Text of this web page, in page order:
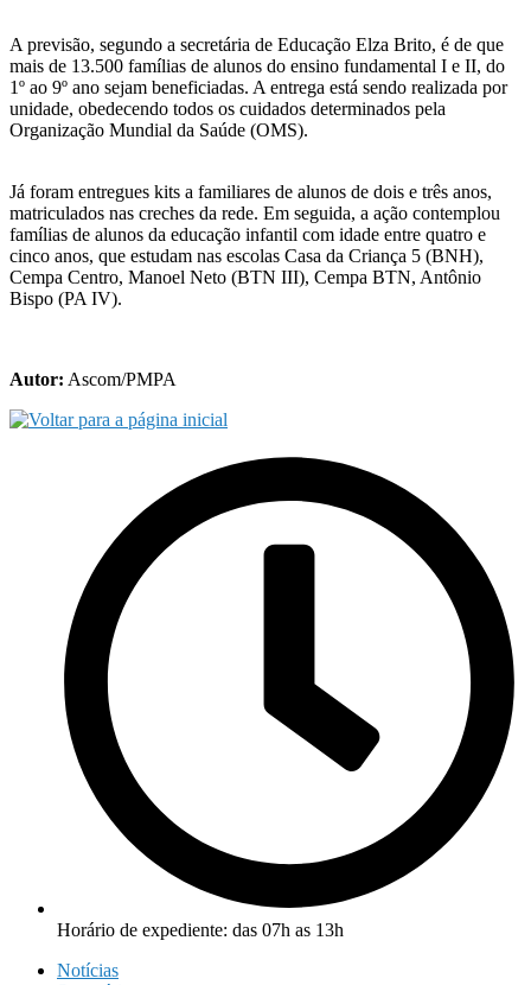
A previsão, segundo a secretária de Educação Elza Brito, é de que
mais de 13.500 famílias de alunos do ensino fundamental I e II, do
1º ao 9º ano sejam beneficiadas. A entrega está sendo realizada por
unidade, obedecendo todos os cuidados determinados pela
Organização Mundial da Saúde (OMS).
Já foram entregues kits a familiares de alunos de dois e três anos,
matriculados nas creches da rede. Em seguida, a ação contemplou
famílias de alunos da educação infantil com idade entre quatro e
cinco anos, que estudam nas escolas Casa da Criança 5 (BNH),
Cempa Centro, Manoel Neto (BTN III), Cempa BTN, Antônio
Bispo (PA IV).
Autor: Ascom/PMPA
Horário de expediente: das 07h as 13h
Notícias